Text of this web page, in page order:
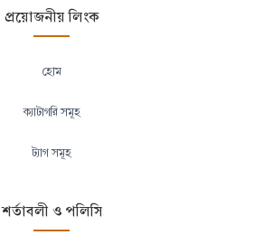
প্রয়োজনীয় লিংক
হোম
ক্যাটাগরি সমূহ
ট্যাগ সমূহ
শর্তাবলী ও পলিসি